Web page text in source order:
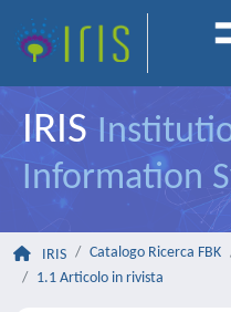
IRIS
Information
IRIS Catalogo Ricerca FBK
1.1 Articolo in rivista